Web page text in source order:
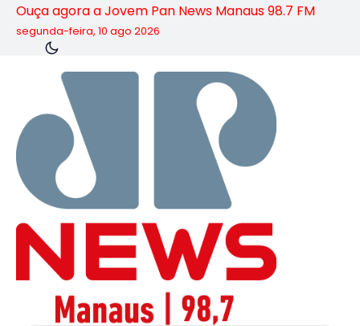
Ouça agora a Jovem Pan News Manaus 98.7 FM
segunda-feira, 10 ago 2026